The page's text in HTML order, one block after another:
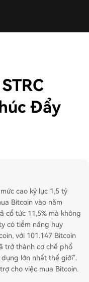
Đẩy
cao kỷ lục 1,5 tỷ
Bitcoin vào năm
cổ tức 11,5% mà không
có tiềm năng huy
với 101.147 Bitcoin
trở thành cơ chế phổ
lớn nhất thế giới".
cho việc mua Bitcoin.